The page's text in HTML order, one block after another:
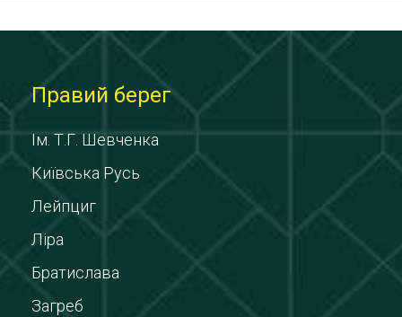
Правий берег
Ім. Т.Г. Шевченка
Київська Русь
Лейпциг
Ліра
Братислава
Загреб